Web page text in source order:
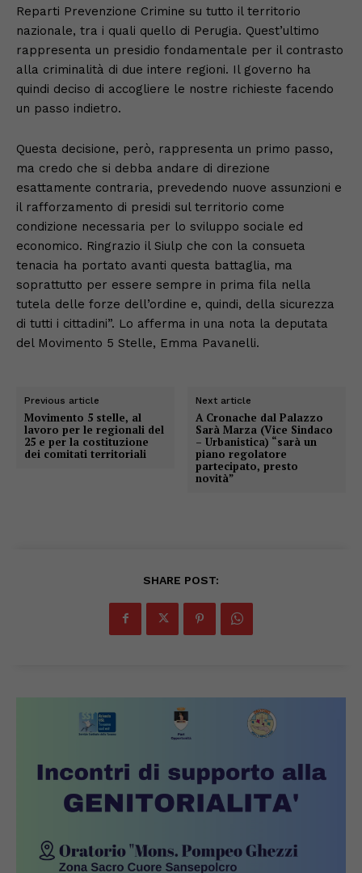
Reparti Prevenzione Crimine su tutto il territorio
nazionale, tra i quali quello di Perugia. Quest’ultimo
rappresenta un presidio fondamentale per il contrasto
alla criminalità di due intere regioni. Il governo ha
quindi deciso di accogliere le nostre richieste facendo
un passo indietro.
Questa decisione, però, rappresenta un primo passo,
ma credo che si debba andare di direzione
esattamente contraria, prevedendo nuove assunzioni e
il rafforzamento di presidi sul territorio come
condizione necessaria per lo sviluppo sociale ed
economico. Ringrazio il Siulp che con la consueta
tenacia ha portato avanti questa battaglia, ma
soprattutto per essere sempre in prima fila nella
tutela delle forze dell’ordine e, quindi, della sicurezza
di tutti i cittadini”. Lo afferma in una nota la deputata
del Movimento 5 Stelle, Emma Pavanelli.
Previous article
Movimento 5 stelle, al
lavoro per le regionali del
25 e per la costituzione
dei comitati territoriali
Next article
A Cronache dal Palazzo
Sarà Marza (Vice Sindaco
– Urbanistica) “sarà un
piano regolatore
partecipato, presto
novità”
SHARE POST: